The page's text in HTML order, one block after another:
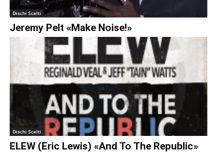
Dischi Scelti
Jeremy Pelt «Make Noise!»
Dischi Scelti
ELEW (Eric Lewis) «And To The Republic»